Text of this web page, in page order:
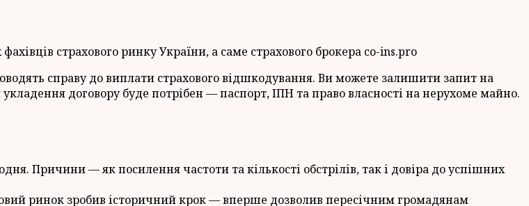
страхового ринку України, а саме страхового брокера co-ins.pro
справу до виплати страхового відшкодування. Ви можете залишити запит на
договору буде потрібен — паспорт, ІПН та право власності на нерухоме майно.
Причини — як посилення частоти та кількості обстрілів, так і довіра до успішних
ринок зробив історичний крок — вперше дозволив пересічним громадянам